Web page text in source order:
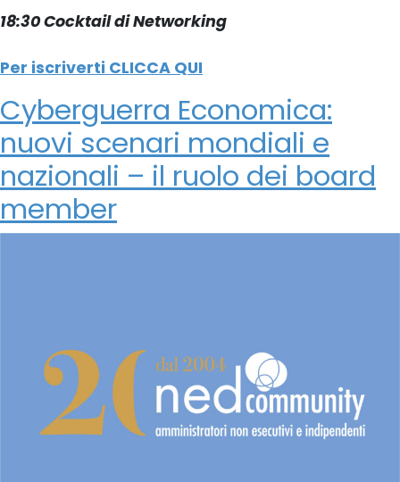
18:30 Cocktail di Networking
Per iscriverti CLICCA QUI
Cyberguerra Economica:
nuovi scenari mondiali e
nazionali – il ruolo dei board
member